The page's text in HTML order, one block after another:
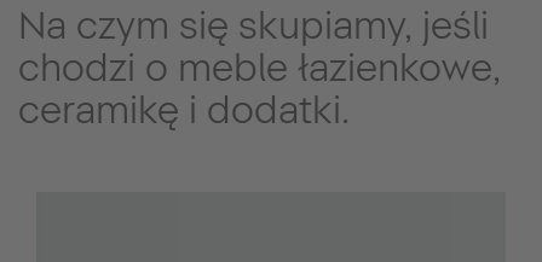
Na czym się skupiamy, jeśli
chodzi o meble łazienkowe,
ceramikę i dodatki.